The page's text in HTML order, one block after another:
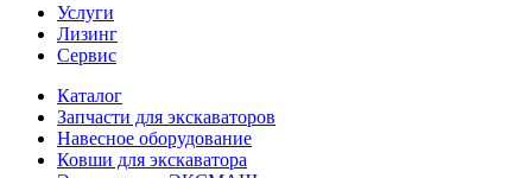
Услуги
Лизинг
Сервис
Каталог
Запчасти для экскаваторов
Навесное оборудование
Ковши для экскаватора